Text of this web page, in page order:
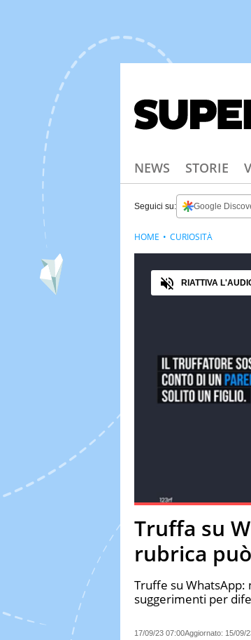
NEWS STORIE
Seguici su: Google
PauseUnmuteCurrent
Audio
RIATTIVA
Truffa su
rubrica
Truffe su
suggerimenti per
17/09/23 07:00Aggiornato: 15/09/
HOME CURIOSITÀ